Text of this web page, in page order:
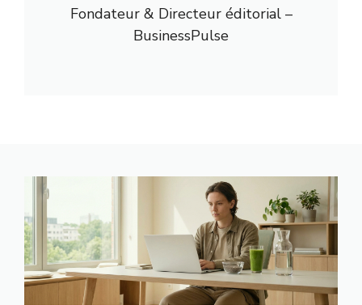
Fondateur & Directeur éditorial –
BusinessPulse